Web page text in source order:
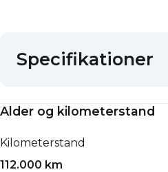
Specifikationer
Alder og kilometerstand
Kilometerstand
112.000 km